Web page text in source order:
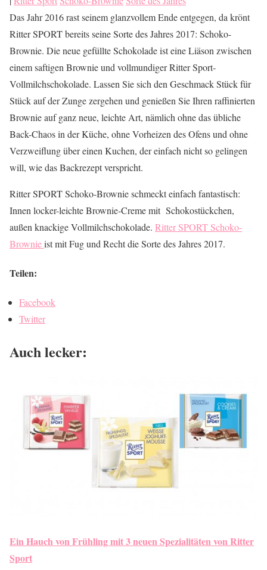
Das Jahr 2016 rast seinem glanzvollem Ende entgegen, da krönt
Ritter SPORT bereits seine Sorte des Jahres 2017: Schoko-
Brownie. Die neue gefüllte Schokolade ist eine Liäson zwischen
einem saftigen Brownie und vollmundiger Ritter Sport-
Vollmilchschokolade. Lassen Sie sich den Geschmack Stück für
Stück auf der Zunge zergehen und genießen Sie Ihren raffinierten
Brownie auf ganz neue, leichte Art, nämlich ohne das übliche
Back-Chaos in der Küche, ohne Vorheizen des Ofens und ohne
Verzweiflung über einen Kuchen, der einfach nicht so gelingen
will, wie das Backrezept verspricht.
Ritter SPORT Schoko-Brownie schmeckt einfach fantastisch:
Innen locker-leichte Brownie-Creme mit Schokostückchen,
außen knackige Vollmilchschokolade. Ritter SPORT Schoko-
Brownieist mit Fug und Recht die Sorte des Jahres 2017.
Teilen:
Facebook
Twitter
Auch lecker:
Ein Hauch von Frühling mit 3 neuen Spezialitäten von Ritter
Sport